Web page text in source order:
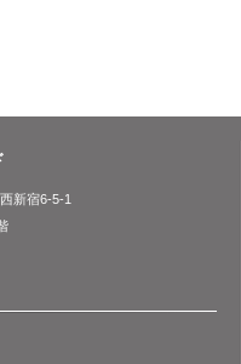
新宿6-5-1